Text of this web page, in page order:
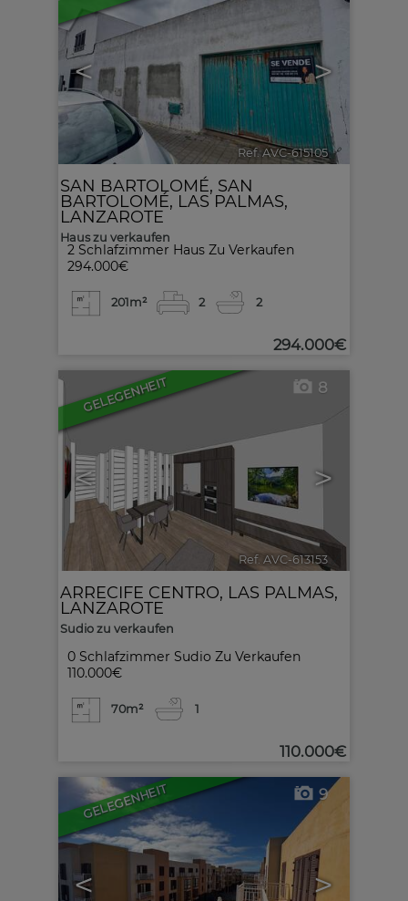
< >
Ref. AVC-615105 🔗
2 Schlafzimmer Haus Zu Verkaufen
294.000€
SAN BARTOLOMÉ, SAN
BARTOLOMÉ, LAS PALMAS,
LANZAROTE
Haus zu verkaufen
201m² 2 2
294.000€
GELEGENHEIT
< >
8
Ref. AVC-613153
0 Schlafzimmer Sudio Zu Verkaufen
110.000€
ARRECIFE CENTRO, LAS PALMAS,
LANZAROTE
Sudio zu verkaufen
70m² 1
110.000€
GELEGENHEIT
< >
9